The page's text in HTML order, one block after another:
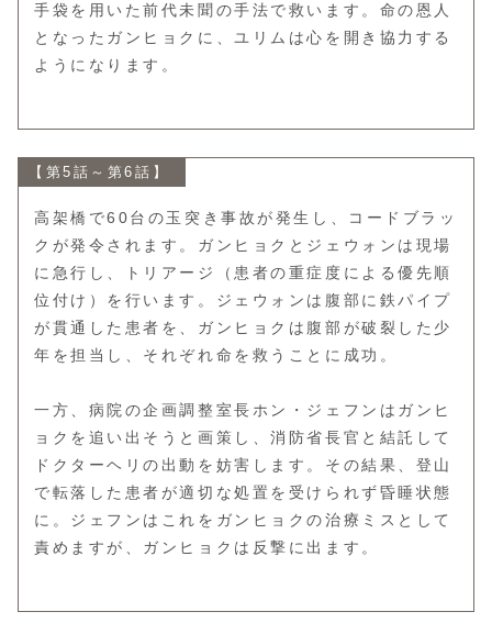
手袋を用いた前代未聞の手法で救います。命の恩人
となったガンヒョクに、ユリムは心を開き協力する
ようになります。
【第5話～第6話】
高架橋で60台の玉突き事故が発生し、コードブラッ
クが発令されます。ガンヒョクとジェウォンは現場
に急行し、トリアージ（患者の重症度による優先順
位付け）を行います。ジェウォンは腹部に鉄パイプ
が貫通した患者を、ガンヒョクは腹部が破裂した少
年を担当し、それぞれ命を救うことに成功。
一方、病院の企画調整室長ホン・ジェフンはガンヒ
ョクを追い出そうと画策し、消防省長官と結託して
ドクターヘリの出動を妨害します。その結果、登山
で転落した患者が適切な処置を受けられず昏睡状態
に。ジェフンはこれをガンヒョクの治療ミスとして
責めますが、ガンヒョクは反撃に出ます。